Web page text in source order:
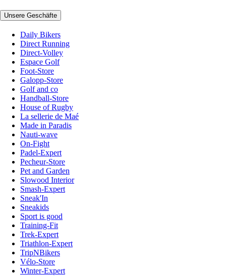
Unsere Geschäfte
Daily Bikers
Direct Running
Direct-Volley
Espace Golf
Foot-Store
Galopp-Store
Golf and co
Handball-Store
House of Rugby
La sellerie de Maé
Made in Paradis
Nauti-wave
On-Fight
Padel-Expert
Pecheur-Store
Pet and Garden
Slowood Interior
Smash-Expert
Sneak'In
Sneakids
Sport is good
Training-Fit
Trek-Expert
Triathlon-Expert
TripNBikers
Vélo-Store
Winter-Expert